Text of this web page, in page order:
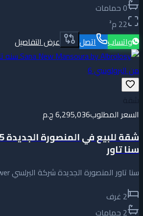
0حمامات
22 م²
واتساب
اتصل عرض التفاصيل
السعر المطلوب6,295,036 ج.م
سنا تاور
سنا تاور المنصورة الجديدة شركة البرلسي Sana Tower
2 غرف
2 حمامات